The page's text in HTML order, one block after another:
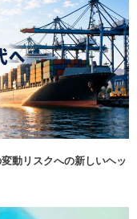
動リスクへの新しいヘッ